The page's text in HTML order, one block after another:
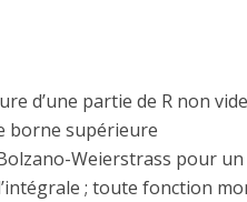
d’une partie de R non
borne supérieure
Weierstrass pour
; toute fonction